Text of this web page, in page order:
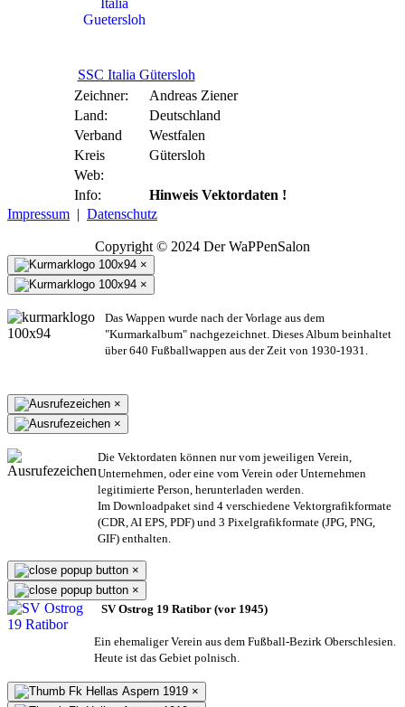
SSC Italia Gütersloh
Zeichner:
Andreas Ziener
Land:
Deutschland
Verband
Westfalen
Kreis
Gütersloh
Web:
Info:
Hinweis Vektordaten !
Impressum | Datenschutz
Copyright © 2024 Der WaPPenSalon
×
×
Das Wappen wurde nach der Vorlage aus dem
"Kurmarkalbum" nachgezeichnet. Dieses Album beinhaltet
über 640 Fußballwappen aus der Zeit von 1930-1931.
×
×
Die Vektordaten können nur vom jeweiligen Verein,
Unternehmen, oder eine vom Verein oder Unternehmen
legitimierte Person, herunterladen werden.
Im Downloadpaket sind 4 verschiedene Vektorgrafikformate
(CDR, AI EPS, PDF) und 3 Pixelgrafikformate (JPG, PNG,
GIF) enthalten.
×
×
SV Ostrog 19 Ratibor (vor 1945)
Ein ehemaliger Verein aus dem Fußball-Bezirk Oberschlesien.
Heute ist das Gebiet polnisch.
×